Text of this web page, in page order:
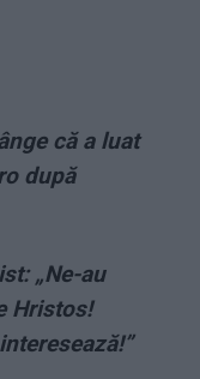
că a luat
după
„Ne-au
Hristos!